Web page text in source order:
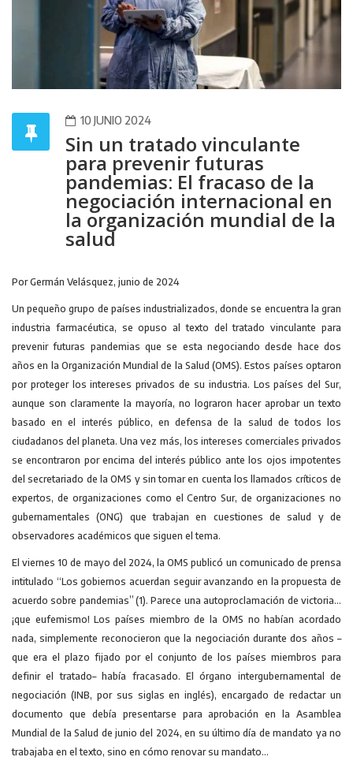
10 JUNIO 2024
Sin un tratado vinculante
para prevenir futuras
pandemias: El fracaso de la
negociación internacional en
la organización mundial de la
salud
Por Germán Velásquez, junio de 2024
Un pequeño grupo de países industrializados, donde se encuentra la gran
industria farmacéutica, se opuso al texto del tratado vinculante para
prevenir futuras pandemias que se esta negociando desde hace dos
años en la Organización Mundial de la Salud (OMS). Estos países optaron
por proteger los intereses privados de su industria. Los países del Sur,
aunque son claramente la mayoría, no lograron hacer aprobar un texto
basado en el interés público, en defensa de la salud de todos los
ciudadanos del planeta. Una vez más, los intereses comerciales privados
se encontraron por encima del interés público ante los ojos impotentes
del secretariado de la OMS y sin tomar en cuenta los llamados críticos de
expertos, de organizaciones como el Centro Sur, de organizaciones no
gubernamentales (ONG) que trabajan en cuestiones de salud y de
observadores académicos que siguen el tema.
El viernes 10 de mayo del 2024, la OMS publicó un comunicado de prensa
intitulado “Los gobiernos acuerdan seguir avanzando en la propuesta de
acuerdo sobre pandemias” (1). Parece una autoproclamación de victoria…
¡que eufemismo! Los países miembro de la OMS no habían acordado
nada, simplemente reconocieron que la negociación durante dos años –
que era el plazo fijado por el conjunto de los países miembros para
definir el tratado– había fracasado. El órgano intergubernamental de
negociación (INB, por sus siglas en inglés), encargado de redactar un
documento que debía presentarse para aprobación en la Asamblea
Mundial de la Salud de junio del 2024, en su último día de mandato ya no
trabajaba en el texto, sino en cómo renovar su mandato…